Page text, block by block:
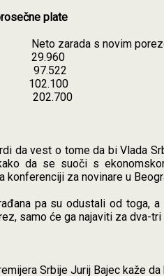
plate
zarada s novim
29.960
97.522
102.100
202.700
da vest o tome da bi Vlada
da se suoči s
konferenciji za novinare u
pa su odustali od toga,
samo će ga najaviti za dva-
Srbije Jurij Bajec kaže